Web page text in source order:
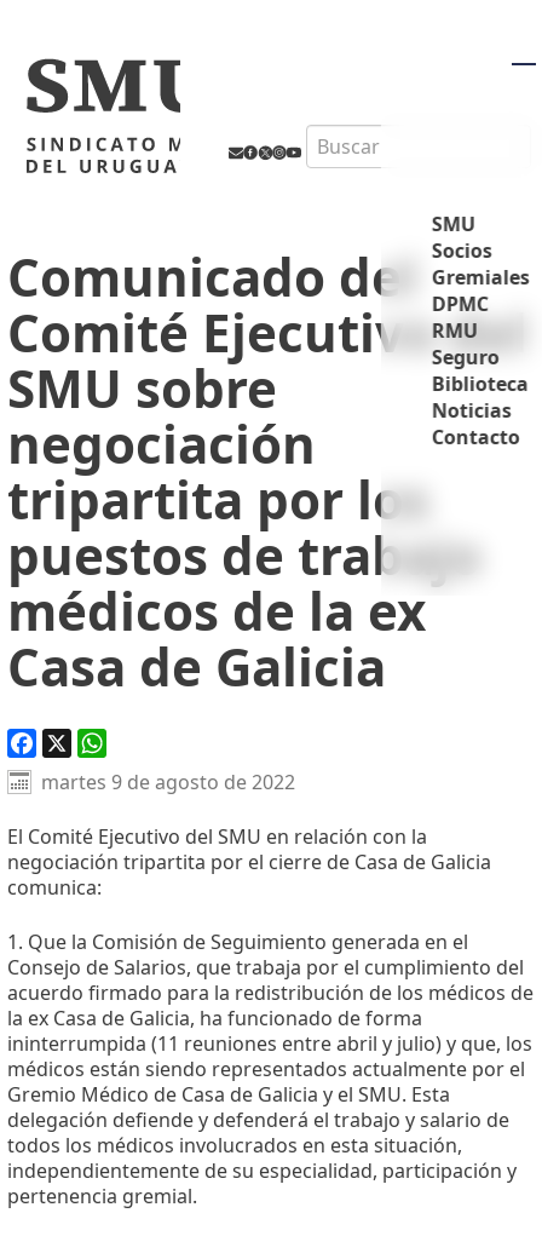
Search
SMU
Socios
Gremiales
DPMC
RMU
Seguro
Biblioteca
Noticias
Contacto
Comunicado del
Comité Ejecutivo del
SMU sobre
negociación
tripartita por los
puestos de trabajo
médicos de la ex
Casa de Galicia
Facebook
X WhatsApp
martes 9 de agosto de 2022
El Comité Ejecutivo del SMU en relación con la
negociación tripartita por el cierre de Casa de Galicia
comunica:
1. Que la Comisión de Seguimiento generada en el
Consejo de Salarios, que trabaja por el cumplimiento del
acuerdo firmado para la redistribución de los médicos de
la ex Casa de Galicia, ha funcionado de forma
ininterrumpida (11 reuniones entre abril y julio) y que, los
médicos están siendo representados actualmente por el
Gremio Médico de Casa de Galicia y el SMU. Esta
delegación defiende y defenderá el trabajo y salario de
todos los médicos involucrados en esta situación,
independientemente de su especialidad, participación y
pertenencia gremial.